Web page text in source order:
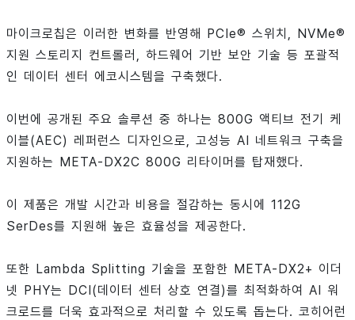
마이크로칩은 이러한 변화를 반영해 PCIe® 스위치, NVMe®
지원 스토리지 컨트롤러, 하드웨어 기반 보안 기술 등 포괄적
인 데이터 센터 에코시스템을 구축했다.
이번에 공개된 주요 솔루션 중 하나는 800G 액티브 전기 케
이블(AEC) 레퍼런스 디자인으로, 고성능 AI 네트워크 구축을
지원하는 META-DX2C 800G 리타이머를 탑재했다.
이 제품은 개발 시간과 비용을 절감하는 동시에 112G
SerDes를 지원해 높은 효율성을 제공한다.
또한 Lambda Splitting 기술을 포함한 META-DX2+ 이더
넷 PHY는 DCI(데이터 센터 상호 연결)를 최적화하여 AI 워
크로드를 더욱 효과적으로 처리할 수 있도록 돕는다. 코히어런